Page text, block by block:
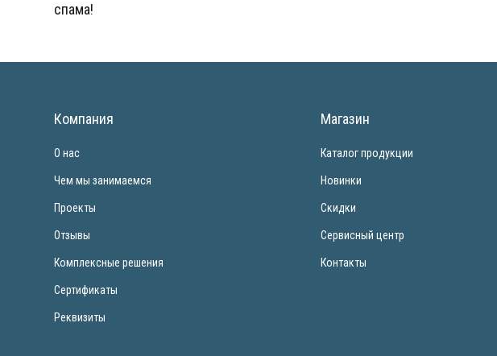
спама!
Компания
О нас
Чем мы занимаемся
Проекты
Отзывы
Комплексные решения
Сертификаты
Реквизиты
Магазин
Каталог продукции
Новинки
Скидки
Сервисный центр
Контакты